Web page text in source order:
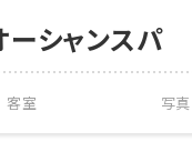
ーシャンスパ
客室 写真